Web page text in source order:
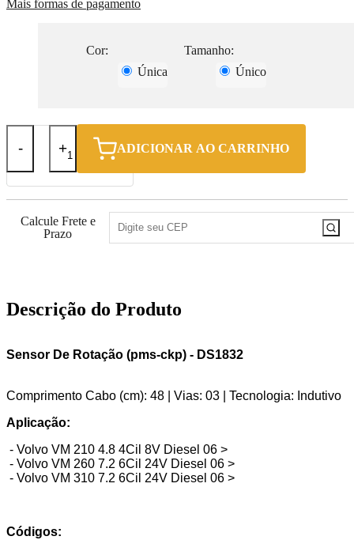
Mais formas de pagamento
Cor:
Única
Tamanho:
Único
- + ADICIONAR AO CARRINHO
Calcule Frete e
Prazo
Descrição do Produto
Sensor De Rotação (pms-ckp) - DS1832
Comprimento Cabo (cm): 48 | Vias: 03 | Tecnologia: Indutivo
Aplicação:
- Volvo VM 210 4.8 4Cil 8V Diesel 06 >
- Volvo VM 260 7.2 6Cil 24V Diesel 06 >
- Volvo VM 310 7.2 6Cil 24V Diesel 06 >
Códigos: